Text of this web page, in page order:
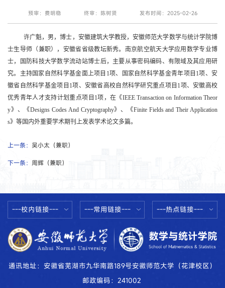
预审：费明稳 终审：陈树贤 发布时间：2025-02-26
许广魁，男，博士，安徽建筑大学教授，安徽师范大学数学与统计学院博
士生导师（兼职），安徽省省级教坛新秀。南京航空航天大学应用数学专业博
士，国防科技大学数学流动站博士后，主要从事密码编码、有限域及其应用研
究。主持国家自然科学基金面上项目 1项、国家自然科学基金青年项目 1项、安
徽省自然科学基金项目 1项、安徽省高校自然科学研究重点项目 1 项、安徽高校
优秀青年人才支持计划重点项目 1项，在《IEEE Transaction on Information Theor
y》、《Designs Codes And Cryptography》、《Finite Fields and Their Application
s》等国内外重要学术期刊上发表学术论文多篇。
上一条： 吴小太（兼职）
下一条： 周辉（兼职）
---校内链接--- ---常用链接--- ---热点链接---
通讯地址：安徽省芜湖市九华南路189号安徽师范大学（花津校区）
邮政编码：241002